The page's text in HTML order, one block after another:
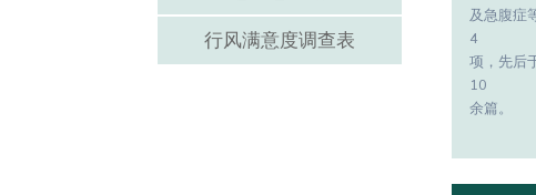
行风满意度调查表
及急腹症
4
项，先后
10
余篇。